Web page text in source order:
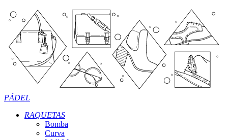
PÁDEL
RAQUETAS
Bomba
Curva